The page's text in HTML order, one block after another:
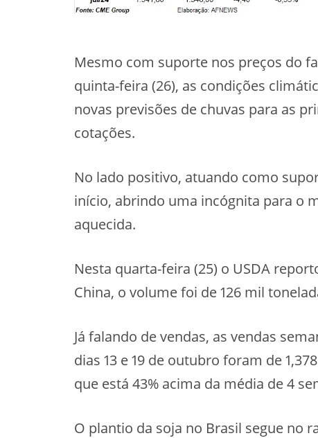
Mesmo com suporte nos preços do
quinta-feira (26), as condições
novas previsões de chuvas para as
cotações.
No lado positivo, atuando como
início, abrindo uma incógnita para o
aquecida.
Nesta quarta-feira (25) o USDA
China, o volume foi de 126 mil
Já falando de vendas, as vendas
dias 13 e 19 de outubro foram de
que está 43% acima da média de 4
O plantio da soja no Brasil segue no